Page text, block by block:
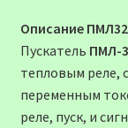
Про компанію
Карта сайту
Описание
Пускатель ПМЛ-
тепловым реле,
переменным
реле, пуск, и